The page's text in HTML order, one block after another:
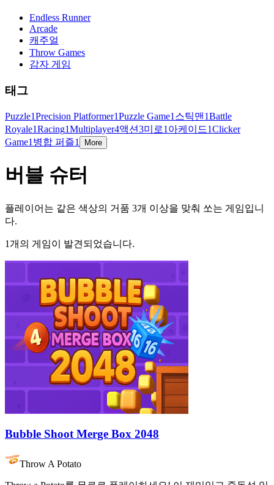
Endless Runner
Arcade
캐주얼
Throw Games
감자 게임
태그
Puzzle1Precision Platformer1Puzzle Game1 스틱맨 1Battle
Royale1Racing1Multiplayer4액션3미로1 아케이드1Clicker
Game1 병합 퍼즐1 More
버블 슈터
플레이어는 같은 색상의 거품 3개 이상을 맞춰 쏘는 게임입니
다.
1개의 게임이 발견되었습니다.
Bubble Shoot Merge Box 2048
Throw A Potato